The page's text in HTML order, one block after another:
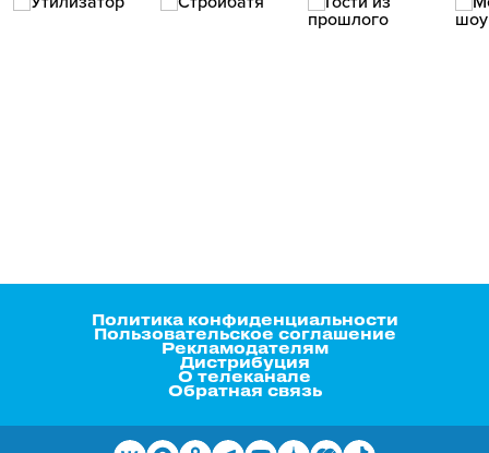
Политика конфиденциальности
Пользовательское соглашение
Рекламодателям
Дистрибуция
О телеканале
Обратная связь